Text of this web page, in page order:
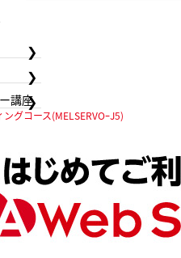
講座
グコース(MELSERVOｰJ5)